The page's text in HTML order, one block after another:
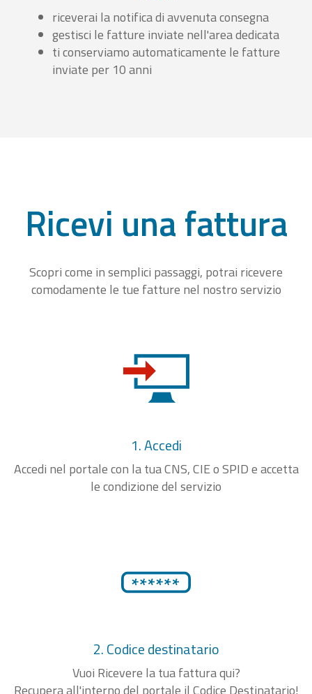
riceverai la notifica di avvenuta consegna
gestisci le fatture inviate nell'area dedicata
ti conserviamo automaticamente le fatture
inviate per 10 anni
Ricevi una fattura
Scopri come in semplici passaggi, potrai ricevere
comodamente le tue fatture nel nostro servizio
1. Accedi
Accedi nel portale con la tua CNS, CIE o SPID e accetta
le condizione del servizio
2. Codice destinatario
Vuoi Ricevere la tua fattura qui?
Recupera all'interno del portale il Codice Destinatario!